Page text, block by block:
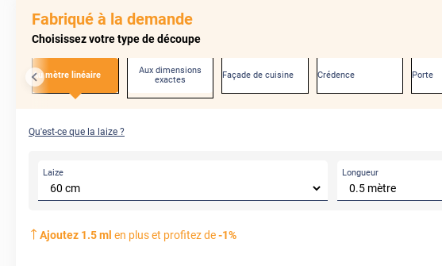
Fabriqué à la demande
Choisissez votre type de découpe
Au mètre linéaire
Aux dimensions
exactes
Façade de cuisine Crédence Porte
Qu'est-ce que la laize ?
Laize Longueur
Ajoutez 1.5ml en plus et profitez de-1%